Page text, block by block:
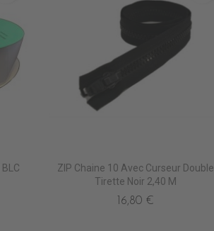
ZIP Chaine 10 Avec Curseur Double
Tirette Noir 2,40 M
16,80 €